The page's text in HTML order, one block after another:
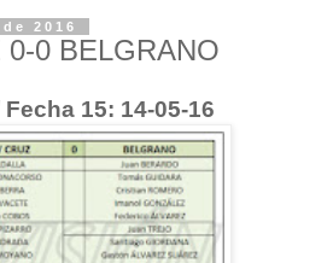
2016
0 BELGRANO
15: 14-05-16